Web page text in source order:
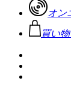
オン
買い